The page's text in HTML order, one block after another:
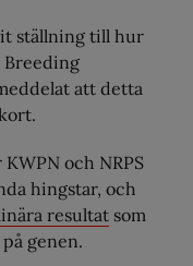
ställning till hur
Breeding
att detta
och NRPS
hingstar, och
resultat som
genen.